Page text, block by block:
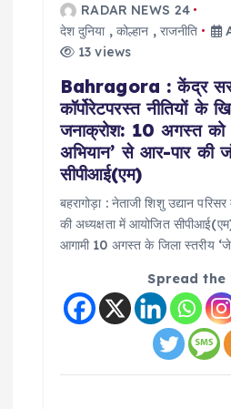
RADAR NEWS 24
देश दुनिया,कोल्हान , राजनीति
13 views
Bahragora : केंद्र
कॉर्पोरेटपरस्त नीतियों के
जनाक्रोश: 10 अगस्त को
अभियान’ से आर-पार की
सीपीआई(एम)
बहरागोड़ा : नेताजी शिशु उद्यान
की अध्यक्षता में आयोजित
आगामी 10 अगस्त के जिला स्तरीय
Spread the